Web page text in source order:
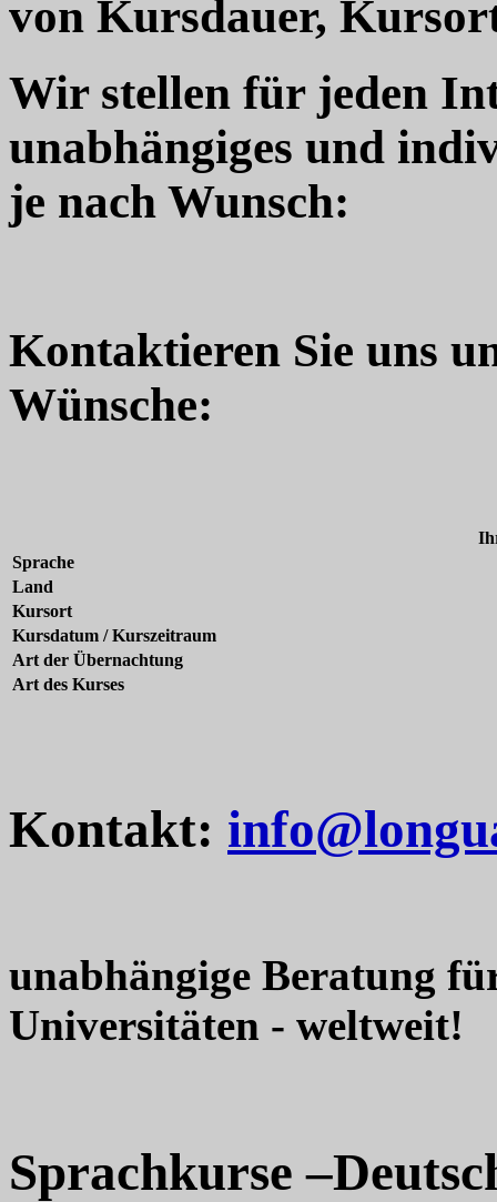
von Kursdauer,
Wir stellen für jeden
unabhängiges und
je nach Wunsch:
Kontaktieren Sie uns
Wünsche:
Sprache
Land
Kursort
Kursdatum / Kurszeitraum
Art der Übernachtung
Art des Kurses
Kontakt:
unabhängige Beratung
Universitäten - weltweit!
Sprachkurse